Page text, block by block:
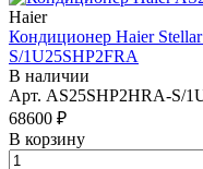
Haier
Кондиционер Haier
S/1U25SHP2FRA
В наличии
Арт. AS25SHP2HRA-S/
68600 ₽
В корзину